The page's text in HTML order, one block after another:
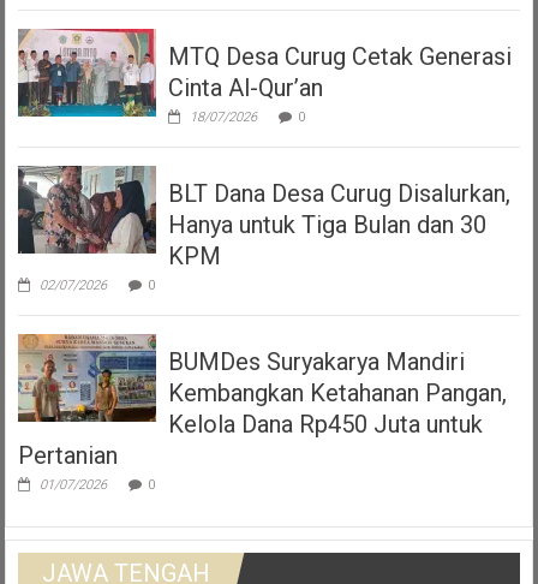
MTQ Desa Curug Cetak Generasi
Cinta Al-Qur’an
18/07/2026 0
BLT Dana Desa Curug Disalurkan,
Hanya untuk Tiga Bulan dan 30
KPM
02/07/2026 0
BUMDes Suryakarya Mandiri
Kembangkan Ketahanan Pangan,
Kelola Dana Rp450 Juta untuk
Pertanian
01/07/2026 0
JAWA TENGAH